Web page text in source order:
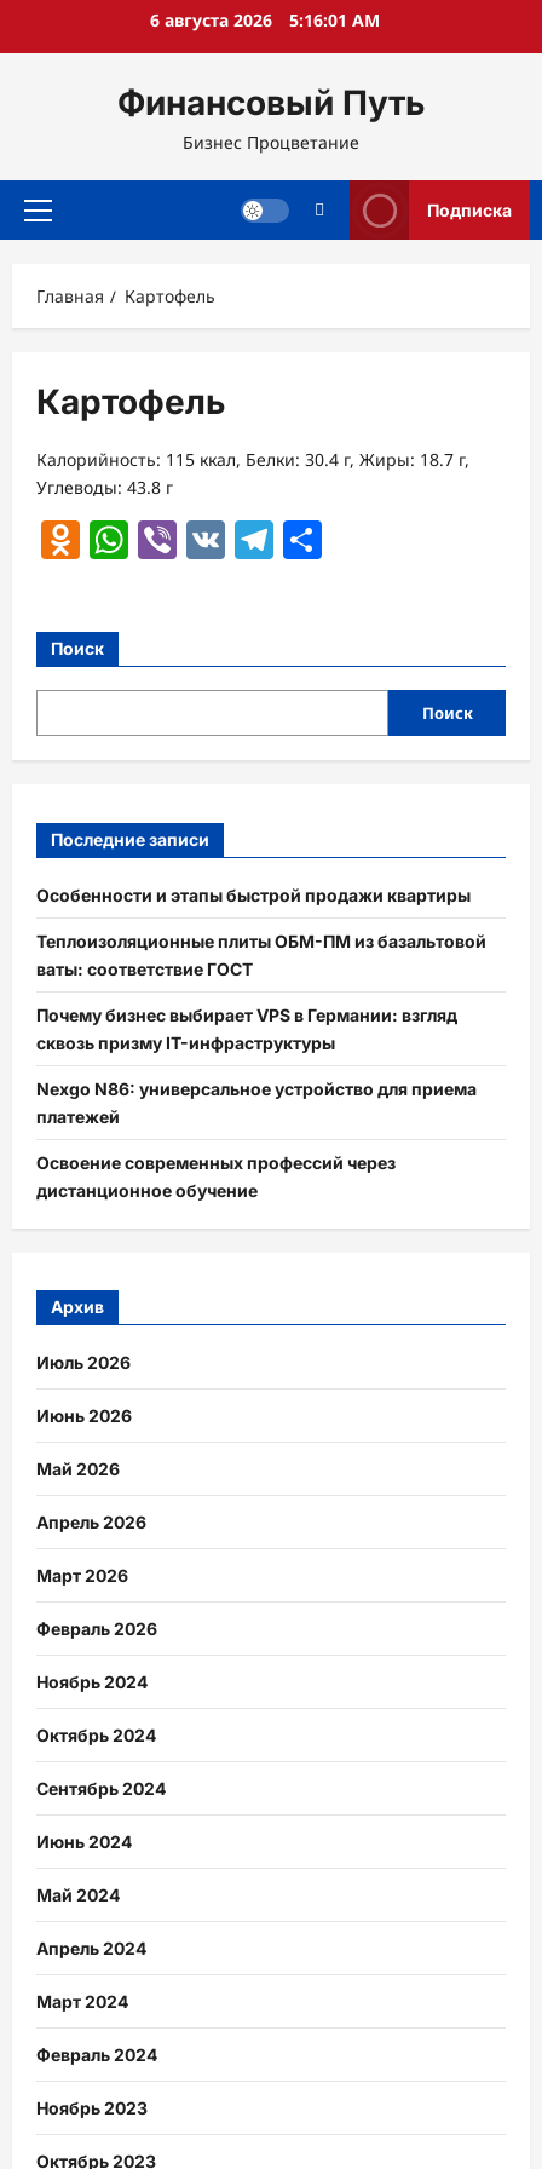
6 августа 2026 5:16:02 AM
Финансовый Путь
Бизнес Процветание
Основное
Подписка
Главная Картофель
Картофель
Калорийность: 115 ккал, Белки: 30.4 г, Жиры: 18.7 г,
Углеводы: 43.8 г
Odnoklassniki
WhatsApp
Viber
VK Telegram
Поиск
Поиск
Последние записи
Особенности и этапы быстрой продажи квартиры
Теплоизоляционные плиты ОБМ-ПМ из базальтовой
ваты: соответствие ГОСТ
Почему бизнес выбирает VPS в Германии: взгляд
сквозь призму IT-инфраструктуры
Nexgo N86: универсальное устройство для приема
платежей
Освоение современных профессий через
дистанционное обучение
Архив
Июль 2026
Июнь 2026
Май 2026
Апрель 2026
Март 2026
Февраль 2026
Ноябрь 2024
Октябрь 2024
Сентябрь 2024
Июнь 2024
Май 2024
Апрель 2024
Март 2024
Февраль 2024
Ноябрь 2023
Октябрь 2023